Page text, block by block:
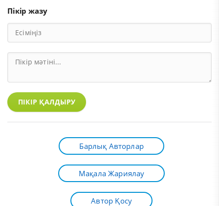
Пікір жазу
ПІКІР ҚАЛДЫРУ
Барлық Авторлар
Мақала Жариялау
Автор Қосу